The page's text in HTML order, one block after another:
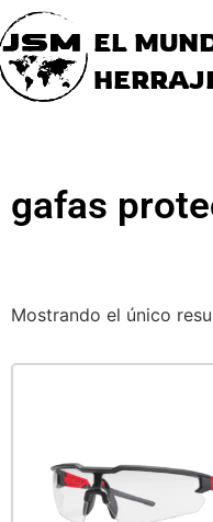
EL
gafas
Mostrando el único